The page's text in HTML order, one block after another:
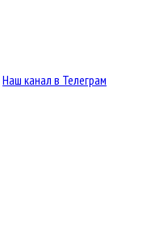
Наш канал в Телеграм